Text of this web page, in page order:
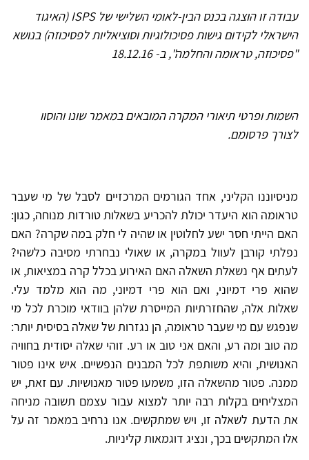
עבודה זו הוצגה בכנס הבין-לאומי השלישי של ISPS (האיגוד
הישראלי לקידום גישות פסיכולוגיות וסוציאליות לפסיכוזה) בנושא
"פסיכוזה, טראומה והחלמה", ב- 18.12.16
השמות ופרטי תיאורי המקרה המובאים במאמר שונו והוסוו
לצורך פרסומם.
מניסיוננו הקליני, אחד הגורמים המרכזיים לסבל של מי שעבר
טראומה הוא היעדר יכולת להכריע בשאלות טורדות מנוחה, כגון:
האם הייתי חסר ישע לחלוטין או שהיה לי חלק במה שקרה? האם
נפלתי קורבן לעוול במקרה, או שאולי נבחרתי מסיבה כלשהי?
לעתים אף נשאלת השאלה האם האירוע בכלל קרה במציאות, או
שהוא פרי דמיוני, ואם הוא פרי דמיוני, מה הוא מלמד עלי.
שאלות אלה, שהחזרתיות המייסרת שלהן בוודאי מוכרת לכל מי
שנפגש עם מי שעבר טראומה, הן נגזרות של שאלה בסיסית יותר:
מה טוב ומה רע, והאם אני טוב או רע. זוהי שאלה יסודית בחוויה
האנושית, והיא משותפת לכל המבנים הנפשיים. איש אינו פטור
ממנה. פטור מהשאלה הזו, משמעו פטור מאנושיות. עם זאת, יש
המצליחים בקלות רבה יותר למצוא עבור עצמם תשובה מניחה
את הדעת לשאלה זו, ויש שמתקשים. אנו נרחיב במאמר זה על
אלו המתקשים בכך, ונציג דוגמאות קליניות.